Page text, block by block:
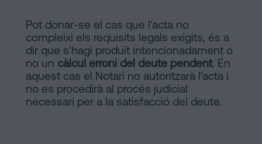
Pot donar-se el cas que l'acta no
compleixi els requisits legals exigits, és a
dir que s'hagi produït intencionadament o
no un càlcul erroni del deute pendent. En
aquest cas el Notari no autoritzarà l'acta i
no es procedirà al procés judicial
necessari per a la satisfacció del deute.